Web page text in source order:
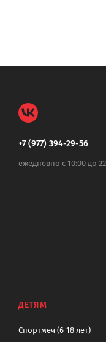
+7 (977) 394-29-56
ежедневно с 10:00 до
ДЕТЯМ
Спортмеч (6-18 лет)